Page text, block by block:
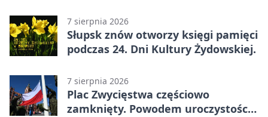
7 sierpnia 2026
Słupsk znów otworzy księgi pamięci
podczas 24. Dni Kultury Żydowskiej.
7 sierpnia 2026
Plac Zwycięstwa częściowo
zamknięty. Powodem uroczystości